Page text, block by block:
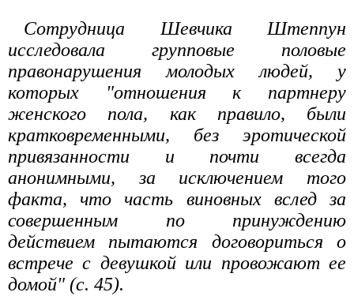
Сотрудница Шевчика Штеппун
исследовала групповые половые
правонарушения молодых людей, у
которых "отношения к партнеру
женского пола, как правило, были
кратковременными, без эротической
привязанности и почти всегда
анонимными, за исключением того
факта, что часть виновных вслед за
совершенным по принуждению
действием пытаются договориться о
встрече с девушкой или провожают ее
домой" (с. 45).